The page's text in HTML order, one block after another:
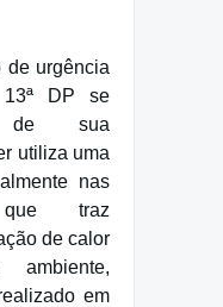
de urgência
13ª DP se
de sua
utiliza uma
nas
traz
de calor
em